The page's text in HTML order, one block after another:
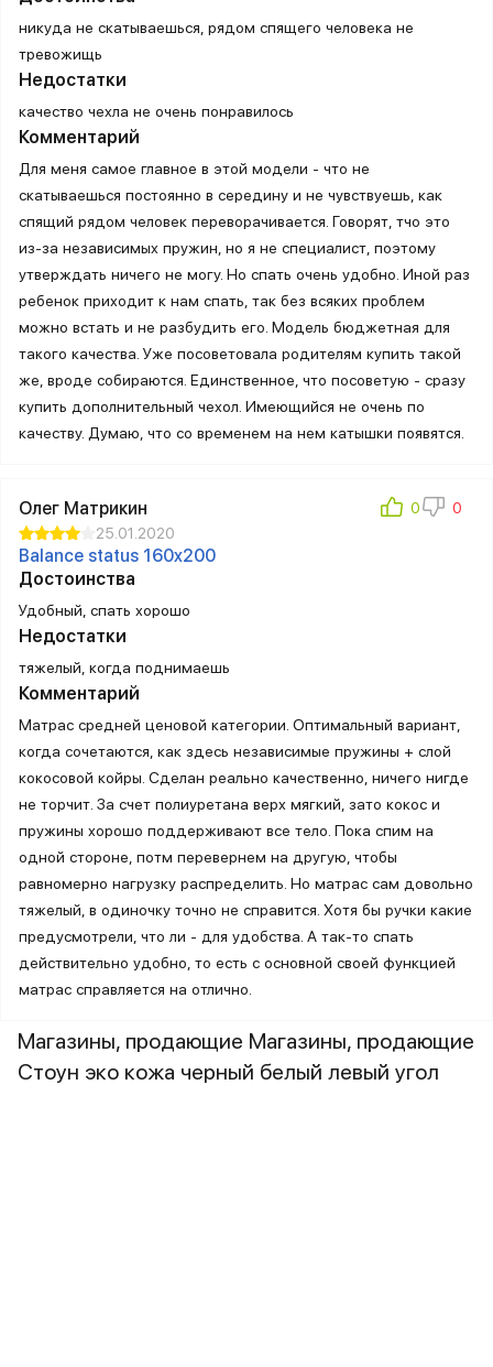
никуда не скатываешься, рядом спящего человека не
тревожищь
Недостатки
качество чехла не очень понравилось
Комментарий
Для меня самое главное в этой модели - что не
скатываешься постоянно в середину и не чувствуешь, как
спящий рядом человек переворачивается. Говорят, тчо это
из-за независимых пружин, но я не специалист, поэтому
утверждать ничего не могу. Но спать очень удобно. Иной раз
ребенок приходит к нам спать, так без всяких проблем
можно встать и не разбудить его. Модель бюджетная для
такого качества. Уже посоветовала родителям купить такой
же, вроде собираются. Единственное, что посоветую - сразу
купить дополнительный чехол. Имеющийся не очень по
качеству. Думаю, что со временем на нем катышки появятся.
Олег Матрикин
25.01.2020
Balance status 160x200
Достоинства
Удобный, спать хорошо
Недостатки
тяжелый, когда поднимаешь
Комментарий
Матрас средней ценовой категории. Оптимальный вариант,
когда сочетаются, как здесь независимые пружины + слой
кокосовой койры. Сделан реально качественно, ничего нигде
не торчит. За счет полиуретана верх мягкий, зато кокос и
пружины хорошо поддерживают все тело. Пока спим на
одной стороне, потм перевернем на другую, чтобы
равномерно нагрузку распределить. Но матрас сам довольно
тяжелый, в одиночку точно не справится. Хотя бы ручки какие
предусмотрели, что ли - для удобства. А так-то спать
действительно удобно, то есть с основной своей функцией
матрас справляется на отлично.
Магазины, продающие Магазины, продающие
Стоун эко кожа черный белый левый угол